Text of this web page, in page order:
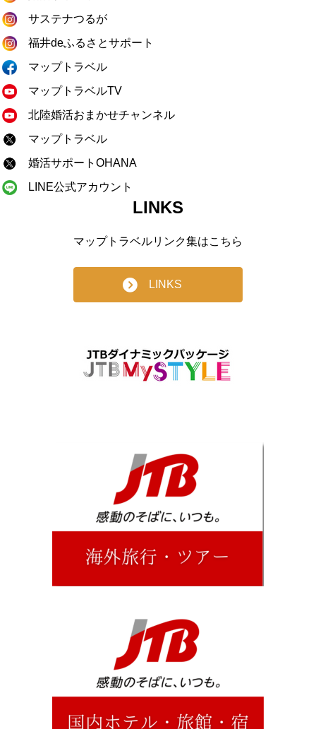
サステナつるが
福井deふるさとサポート
マップトラベル
マップトラベルTV
北陸婚活おまかせチャンネル
マップトラベル
婚活サポートOHANA
LINE公式アカウント
LINKS
マップトラベルリンク集はこちら
LINKS